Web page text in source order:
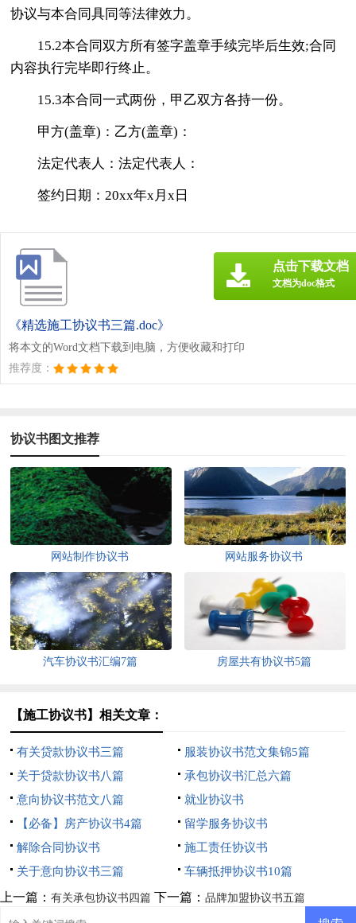
协议与本合同具同等法律效力。
15.2本合同双方所有签字盖章手续完毕后生效;合同
内容执行完毕即行终止。
15.3本合同一式两份，甲乙双方各持一份。
甲方(盖章)：乙方(盖章)：
法定代表人：法定代表人：
签约日期：20xx年x月x日
《精选施工协议书三篇.doc》
将本文的Word文档下载到电脑，方便收藏和打印
推荐度：
点击下载文档
文档为doc格式
协议书图文推荐
网站制作协议书 网站服务协议书
汽车协议书汇编7篇 房屋共有协议书5篇
【施工协议书】相关文章：
有关贷款协议书三篇
服装协议书范文集锦5篇
关于贷款协议书八篇
承包协议书汇总六篇
意向协议书范文八篇
就业协议书
【必备】房产协议书4篇
留学服务协议书
解除合同协议书
施工责任协议书
关于意向协议书三篇
车辆抵押协议书10篇
上一篇： 有关承包协议书四篇 下一篇： 品牌加盟协议书五篇